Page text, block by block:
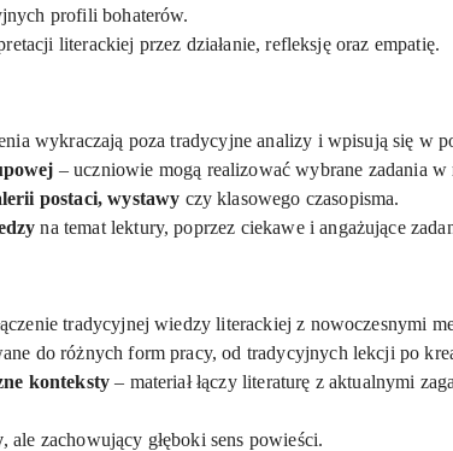
profili bohaterów.
literackiej przez działanie, refleksję oraz empatię.
wykraczają poza tradycyjne analizy i wpisują się w
– uczniowie mogą realizować wybrane zadania
postaci, wystawy czy klasowego czasopisma.
na temat lektury, poprzez ciekawe i angażujące
tradycyjnej wiedzy literackiej z nowoczesnymi
do różnych form pracy, od tradycyjnych lekcji po
konteksty – materiał łączy literaturę z aktualnymi
, ale zachowujący głęboki sens powieści.